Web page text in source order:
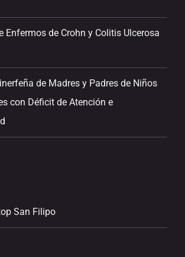
Enfermos de Crohn y Colitis Ulcerosa
de Madres y Padres de Niños
con Déficit de Atención e
San Filipo